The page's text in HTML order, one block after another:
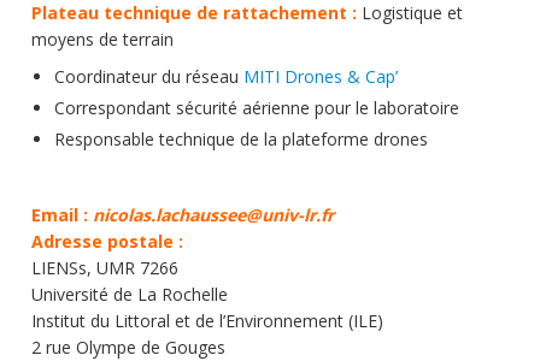
Plateau technique de rattachement : Logistique et
moyens de terrain
Coordinateur du réseau MITI Drones & Cap’
Correspondant sécurité aérienne pour le laboratoire
Responsable technique de la plateforme drones
Email : nicolas.lachaussee@univ-lr.fr
Adresse postale :
LIENSs, UMR 7266
Université de La Rochelle
Institut du Littoral et de l’Environnement (ILE)
2 rue Olympe de Gouges